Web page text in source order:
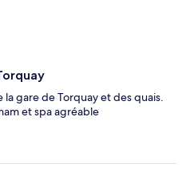
gare de Torquay et des quais.
et spa agréable